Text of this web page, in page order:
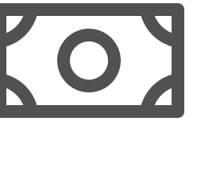
حقوقی
(جعفر
اخترنیا)